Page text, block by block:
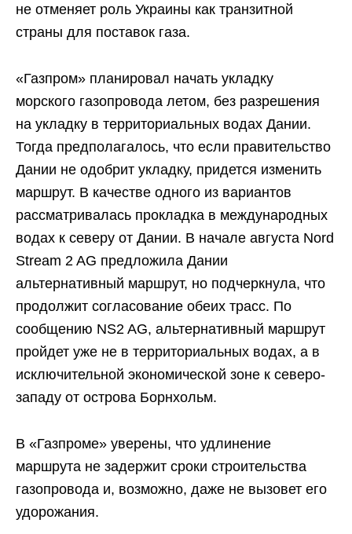
не отменяет роль Украины как транзитной
страны для поставок газа.
«Газпром» планировал начать укладку
морского газопровода летом, без разрешения
на укладку в территориальных водах Дании.
Тогда предполагалось, что если правительство
Дании не одобрит укладку, придется изменить
маршрут. В качестве одного из вариантов
рассматривалась прокладка в международных
водах к северу от Дании. В начале августа Nord
Stream 2 AG предложила Дании
альтернативный маршрут, но подчеркнула, что
продолжит согласование обеих трасс. По
сообщению NS2 AG, альтернативный маршрут
пройдет уже не в территориальных водах, а в
исключительной экономической зоне к северо-
западу от острова Борнхольм.
В «Газпроме» уверены, что удлинение
маршрута не задержит сроки строительства
газопровода и, возможно, даже не вызовет его
удорожания.